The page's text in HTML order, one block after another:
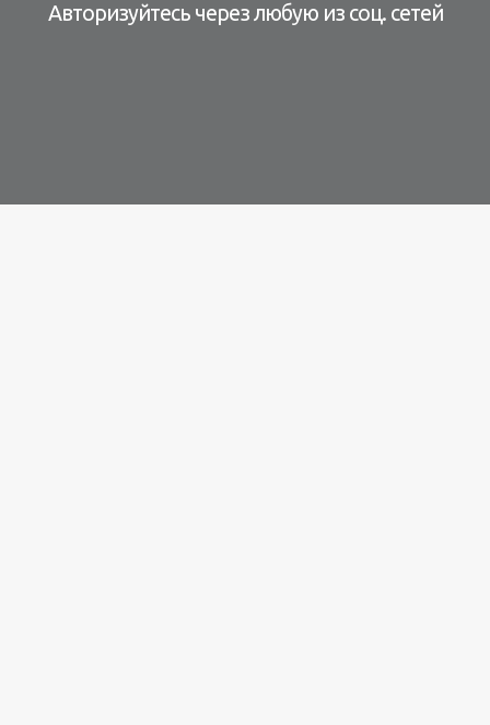
Авторизуйтесь через любую из соц. сетей